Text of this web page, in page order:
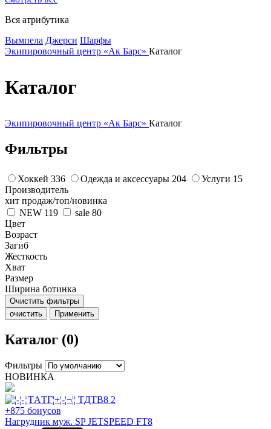
Вся атрибутика
Вымпела Джерси Шарфы
Экипировочный центр «Ак Барс» Каталог
Каталог
Экипировочный центр «Ак Барс» Каталог
Фильтры
Хоккей 336 Одежда и аксессуары 204 Услуги 15
Производитель
хит продаж/топ/новинка
NEW 119 sale 80
Цвет
Возраст
Загиб
Жесткость
Хват
Размер
Ширина ботинка
Очистить фильтры
очистить
Применить
Каталог (0)
Фильтры
НОВИНКА
+875 бонусов
Нагрудник муж. SP JETSPEED FT8